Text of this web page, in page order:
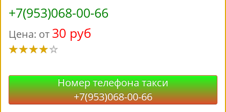
+7(953)068-00-66
Цена: от 30 руб
Номер телефона такси
+7(953)068-00-66